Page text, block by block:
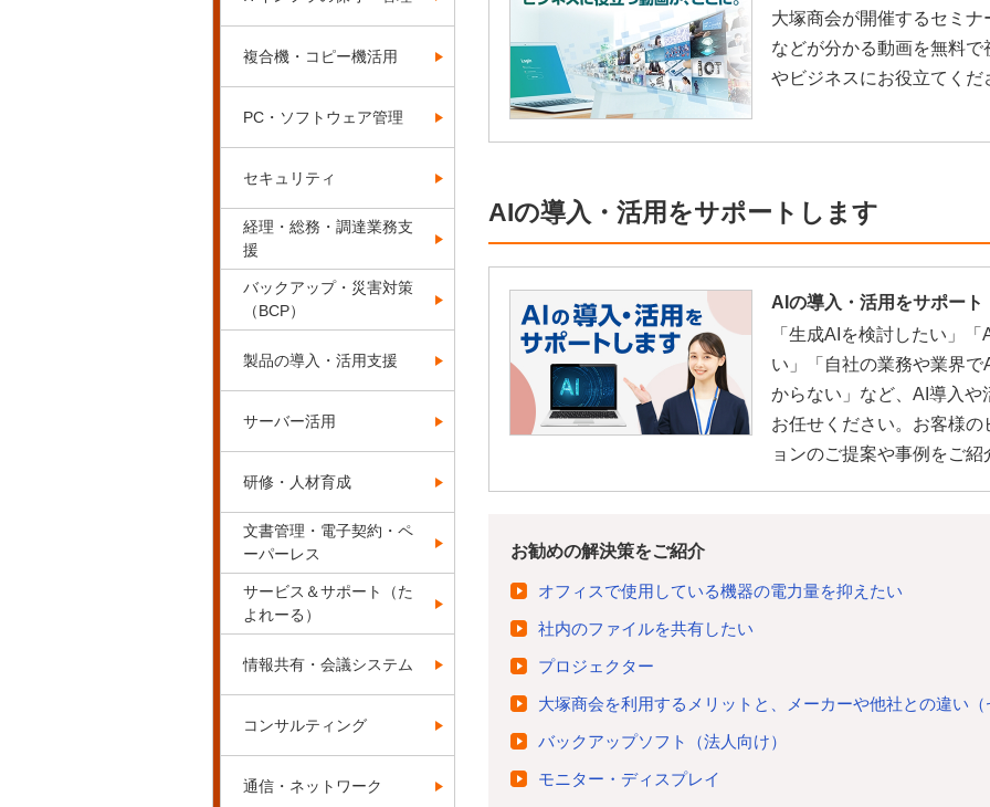
大塚商会が開催するセミ
などが分かる動画を無料
やビジネスにお役立てくだ
AIの導入・活用をサポートします
AIの導入・活用をサポート
「生成AIを検討したい」
い」「自社の業務や業界
からない」など、AI導入
お任せください。お客様
ョンのご提案や事例をご紹
お勧めの解決策をご紹介
オフィスで使用している機器の電力量を抑えたい
社内のファイルを共有したい
プロジェクター
大塚商会を利用するメリットと、メーカーや他社との違い
バックアップソフト（法人向け）
モニター・ディスプレイ
複合機・コピー機活用
PC・ソフトウェア管理
セキュリティ
経理・総務・調達業務支
援
バックアップ・災害対策
（BCP）
製品の導入・活用支援
サーバー活用
研修・人材育成
文書管理・電子契約・ペ
ーパーレス
サービス＆サポート（た
よれーる）
情報共有・会議システム
コンサルティング
通信・ネットワーク